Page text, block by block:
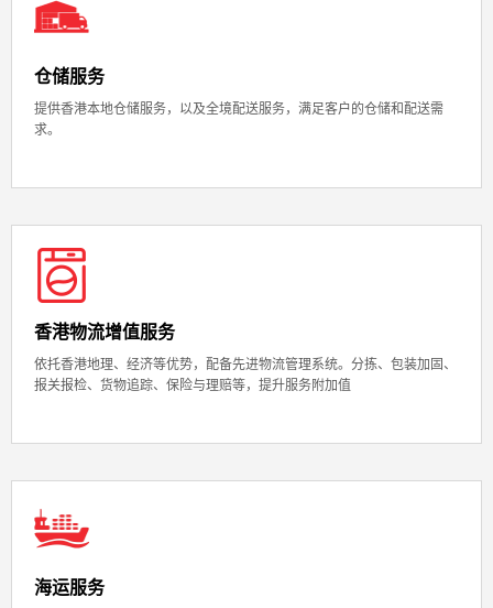
仓储服务
提供香港本地仓储服务，以及全境配送服务，满足客户的仓储和配送需
求。
香港物流增值服务
依托香港地理、经济等优势，配备先进物流管理系统。分拣、包装加固、
报关报检、货物追踪、保险与理赔等，提升服务附加值
海运服务